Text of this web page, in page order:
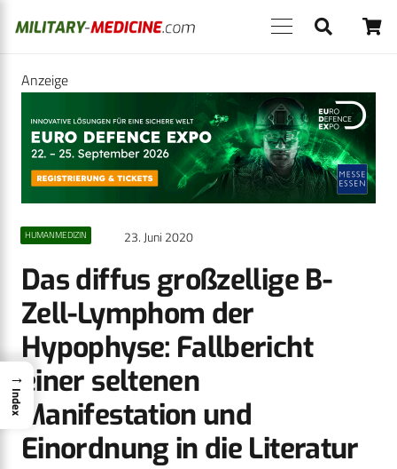
Anzeige
HUMANMEDIZIN 23. Juni 2020
Das diffus großzellige B-
Zell-Lymphom der
Hypophyse: Fallbericht
einer seltenen
Manifestation und
Einordnung in die Literatur
→
Index